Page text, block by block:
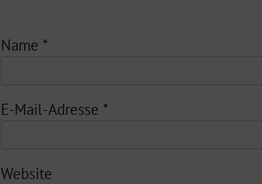
Name *
E-Mail-Adresse *
Website